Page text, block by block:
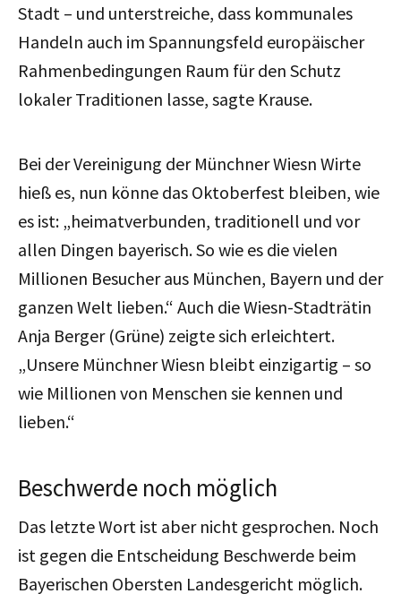
Stadt – und unterstreiche, dass kommunales
Handeln auch im Spannungsfeld europäischer
Rahmenbedingungen Raum für den Schutz
lokaler Traditionen lasse, sagte Krause.
Bei der Vereinigung der Münchner Wiesn Wirte
hieß es, nun könne das Oktoberfest bleiben, wie
es ist: „heimatverbunden, traditionell und vor
allen Dingen bayerisch. So wie es die vielen
Millionen Besucher aus München, Bayern und der
ganzen Welt lieben.“ Auch die Wiesn-Stadträtin
Anja Berger (Grüne) zeigte sich erleichtert.
„Unsere Münchner Wiesn bleibt einzigartig – so
wie Millionen von Menschen sie kennen und
lieben.“
Beschwerde noch möglich
Das letzte Wort ist aber nicht gesprochen. Noch
ist gegen die Entscheidung Beschwerde beim
Bayerischen Obersten Landesgericht möglich.